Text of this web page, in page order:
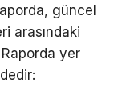
güncel
arasındaki
yer